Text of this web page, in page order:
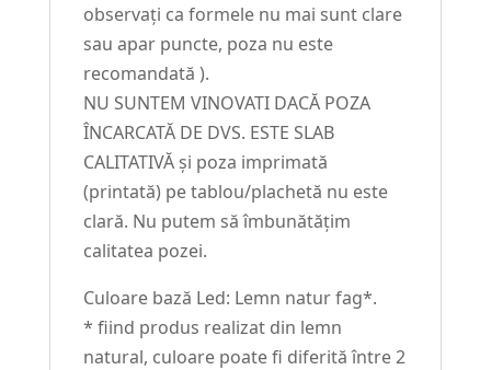
observați ca formele nu mai sunt clare
sau apar puncte, poza nu este
recomandată ).
NU SUNTEM VINOVATI DACĂ POZA
ÎNCARCATĂ DE DVS. ESTE SLAB
CALITATIVĂ și poza imprimată
(printată) pe tablou/plachetă nu este
clară. Nu putem să îmbunătățim
calitatea pozei.
Culoare bază Led: Lemn natur fag*.
* fiind produs realizat din lemn
natural, culoare poate fi diferită între 2